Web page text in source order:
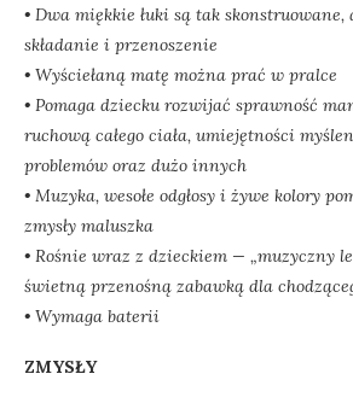
• Dwa miękkie łuki są tak skonstruowane,
składanie i przenoszenie
• Wyściełaną matę można prać w pralce
• Pomaga dziecku rozwijać sprawność
ruchową całego ciała, umiejętności
problemów oraz dużo innych
• Muzyka, wesołe odgłosy i żywe kolory
zmysły maluszka
• Rośnie wraz z dzieckiem — „muzyczny
świetną przenośną zabawką dla
• Wymaga baterii
ZMYSŁY